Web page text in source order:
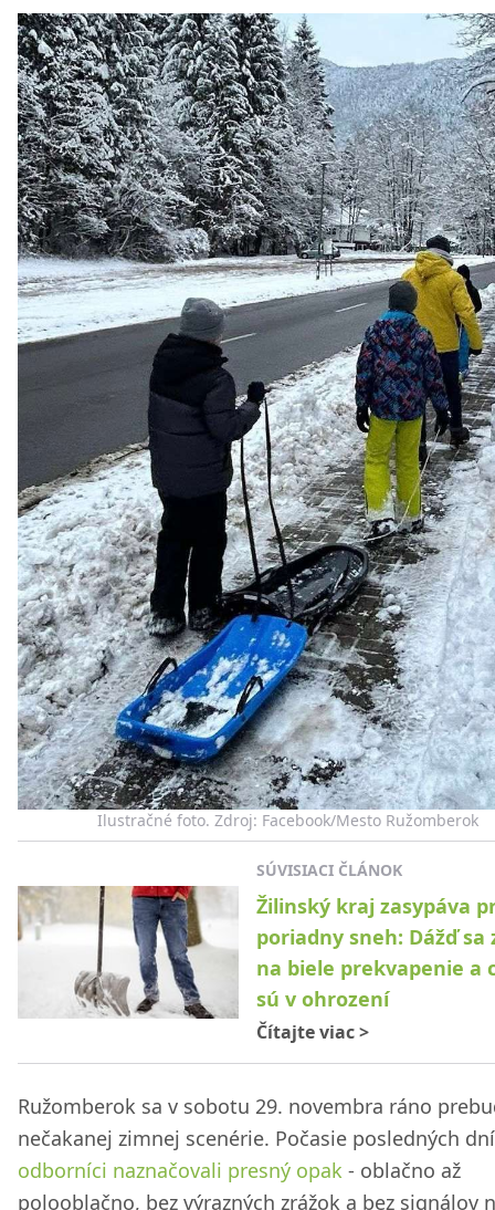
Ilustračné foto. Zdroj: Facebook/Mesto Ružomberok
SÚVISIACI ČLÁNOK
Žilinský kraj zasypáva
poriadny sneh: Dážď sa
na biele prekvapenie a
sú v ohrození
Čítajte viac>
Ružomberok sa v sobotu 29. novembra ráno
nečakanej zimnej scenérie. Počasie posledných
odborníci naznačovali presný opak - oblačno až
polooblačno, bez výrazných zrážok a bez signálov